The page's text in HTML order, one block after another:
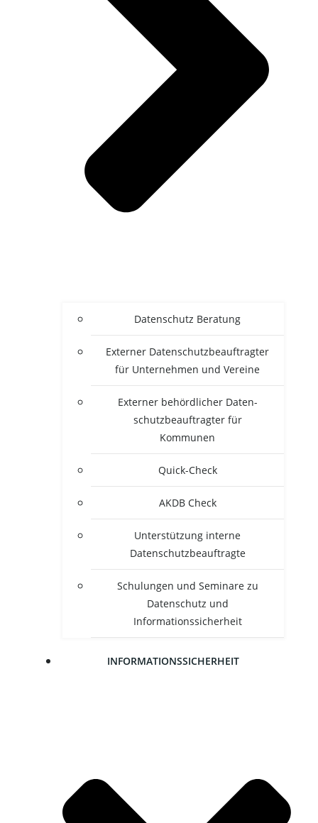
Daten­schutz Beratung
Exter­ner Daten­schutz­be­auf­trag­ter
für Unter­neh­men und Vereine
Exter­ner behörd­li­cher Daten­
schutz­be­auf­trag­ter für
Kommunen
Quick-Check
AKDB Check
Unter­stüt­zung inter­ne
Datenschutzbeauftragte
Schu­lun­gen und Semi­na­re zu
Daten­schutz und
Informationssicherheit
INFOR­MA­TI­ONS­SI­CHER­HEIT